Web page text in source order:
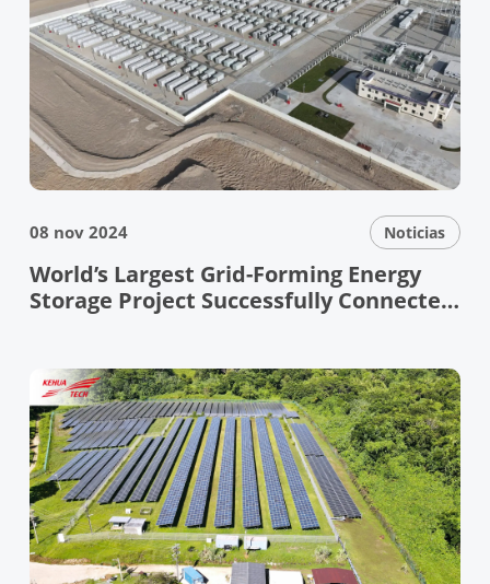
08 nov 2024 Noticias
World’s Largest Grid-Forming Energy
Storage Project Successfully Connected